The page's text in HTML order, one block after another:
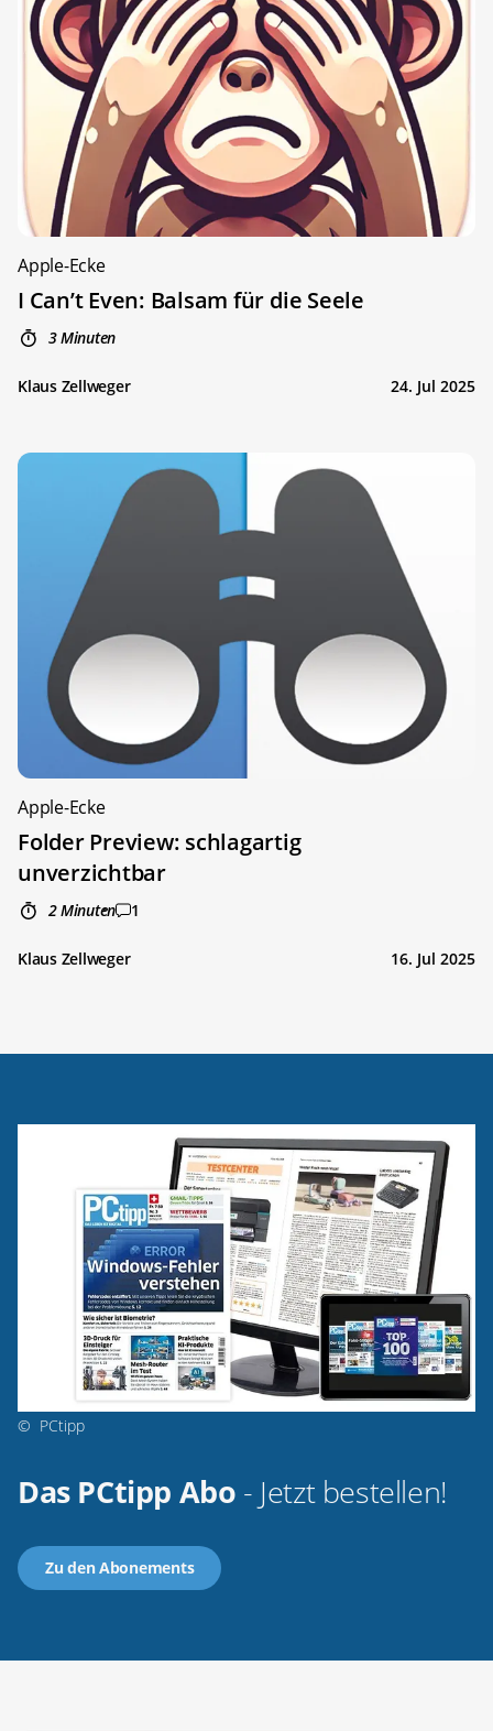
Apple-Ecke
I Can’t Even: Balsam für die Seele
3 Minuten
Klaus Zellweger 24. Jul 2025
Apple-Ecke
Folder Preview: schlagartig
unverzichtbar
2 Minuten 1
Klaus Zellweger 16. Jul 2025
© PCtipp
Das PCtipp Abo - Jetzt bestellen!
Zu den Abonements